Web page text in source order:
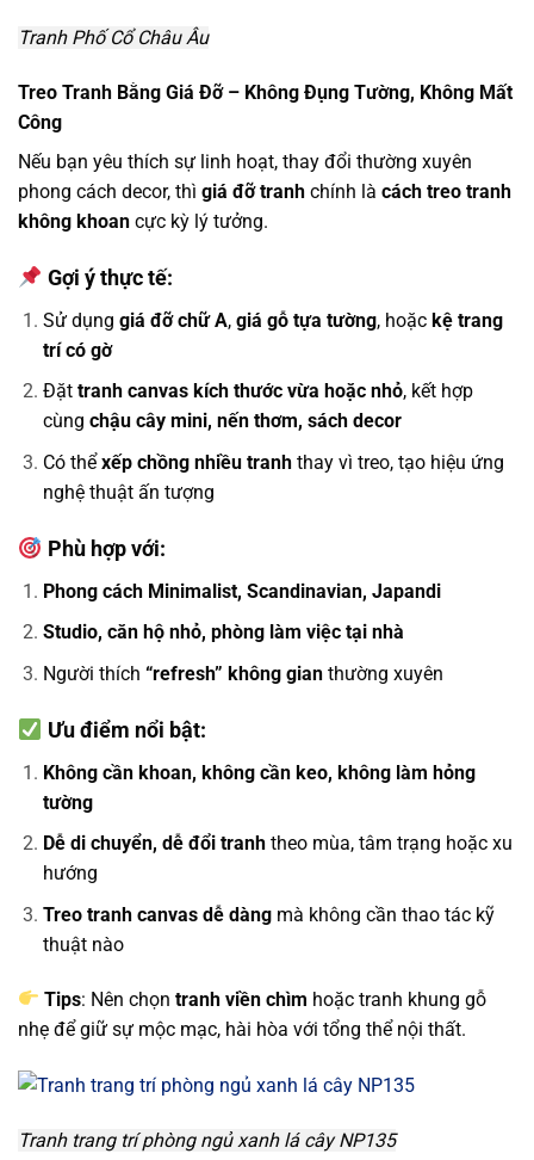
Tranh Phố Cổ Châu Âu
Treo Tranh Bằng Giá Đỡ – Không Đụng Tường, Không Mất
Công
Nếu bạn yêu thích sự linh hoạt, thay đổi thường xuyên
phong cách decor, thì giá đỡ tranh chính là cách treo tranh
không khoan cực kỳ lý tưởng.
Gợi ý thực tế:
Sử dụng giá đỡ chữ A, giá gỗ tựa tường, hoặc kệ trang
trí có gờ
Đặt tranh canvas kích thước vừa hoặc nhỏ, kết hợp
cùng chậu cây mini, nến thơm, sách decor
Có thểxếp chồng nhiều tranhthay vì treo, tạo hiệu ứng
nghệ thuật ấn tượng
Phù hợp với:
Phong cách Minimalist, Scandinavian, Japandi
Studio, căn hộ nhỏ, phòng làm việc tại nhà
Người thích “refresh” không gianthường xuyên
Ưu điểm nổi bật:
Không cần khoan, không cần keo, không làm hỏng
tường
Dễ di chuyển, dễ đổi tranhtheo mùa, tâm trạng hoặc xu
hướng
Treo tranh canvas dễ dàngmà không cần thao tác kỹ
thuật nào
Tips: Nên chọntranh viền chìm hoặc tranh khung gỗ
nhẹ để giữ sự mộc mạc, hài hòa với tổng thể nội thất.
Tranh trang trí phòng ngủ xanh lá cây NP135